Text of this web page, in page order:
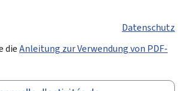
Datenschutz
dieAnleitung zur Verwendung von PDF-